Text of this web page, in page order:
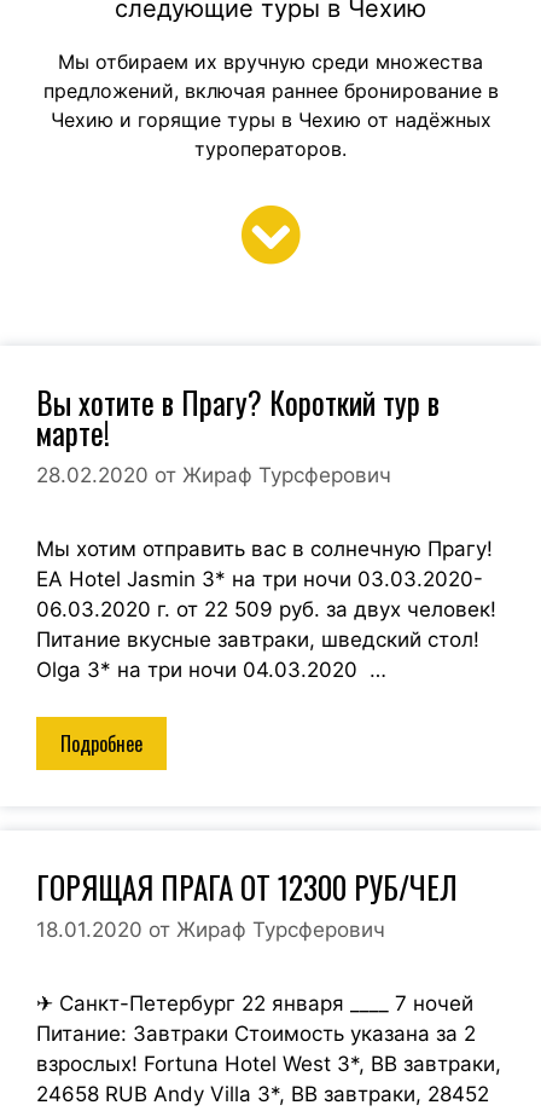
следующие туры в Чехию
Мы отбираем их вручную среди множества
предложений, включая раннее бронирование в
Чехию и горящие туры в Чехию от надёжных
туроператоров.
Вы хотите в Прагу? Короткий тур в
марте!
28.02.2020 от Жираф Турсферович
Мы хотим отправить вас в солнечную Прагу!
EA Hotel Jasmin 3* на три ночи 03.03.2020-
06.03.2020 г. от 22 509 руб. за двух человек!
Питание вкусные завтраки, шведский стол!
Olga 3* на три ночи 04.03.2020 …
Подробнее
ГОРЯЩАЯ ПРАГА ОТ 12300 РУБ/ЧЕЛ
18.01.2020 от Жираф Турсферович
✈ Санкт-Петербург 22 января ____ 7 ночей
Питание: Завтраки Стоимость указана за 2
взрослых! Fortuna Hotel West 3*, BB завтраки,
24658 RUB Andy Villa 3*, BB завтраки, 28452